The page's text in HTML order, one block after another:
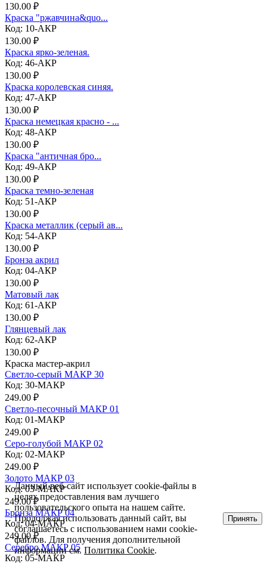
130.00 ₽
Краска "ржавчина&quo...
Код: 10-АКР
130.00 ₽
Краска ярко-зеленая.
Код: 46-АКР
130.00 ₽
Краска королевская синяя.
Код: 47-АКР
130.00 ₽
Краска немецкая красно - ...
Код: 48-АКР
130.00 ₽
Краска "античная бро...
Код: 49-АКР
130.00 ₽
Краска темно-зеленая
Код: 51-АКР
130.00 ₽
Краска металлик (серый ав...
Код: 54-АКР
130.00 ₽
Бронза акрил
Код: 04-АКР
130.00 ₽
Матовый лак
Код: 61-АКР
130.00 ₽
Глянцевый лак
Код: 62-АКР
130.00 ₽
Краска мастер-акрил
Светло-серый МАКР 30
Код: 30-МАКР
249.00 ₽
Светло-песочный МАКР 01
Код: 01-МАКР
249.00 ₽
Серо-голубой МАКР 02
Код: 02-МАКР
249.00 ₽
Золото МАКР 03
Код: 03-МАКР
249.00 ₽
Бронза МАКР 04
Код: 04-МАКР
249.00 ₽
Серебро МАКР 05
Код: 05-МАКР
Данный веб-сайт использует cookie-файлы в
целях предоставления вам лучшего
пользовательского опыта на нашем сайте.
Продолжая использовать данный сайт, вы
соглашаетесь с использованием нами cookie-
файлов. Для получения дополнительной
информации см.Политика Cookie.
Принять